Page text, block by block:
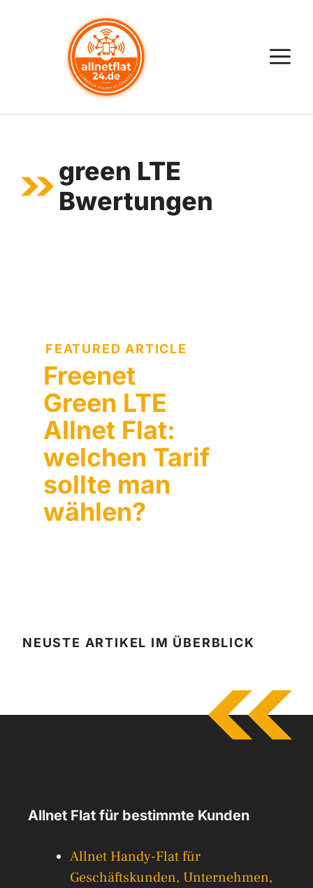
green LTE
Bwertungen
FEATURED ARTICLE
Freenet
Green LTE
Allnet Flat:
welchen Tarif
sollte man
wählen?
NEUSTE ARTIKEL IM ÜBERBLICK
Allnet Flat für bestimmte Kunden
Allnet Handy-Flat für
Geschäftskunden, Unternehmen,